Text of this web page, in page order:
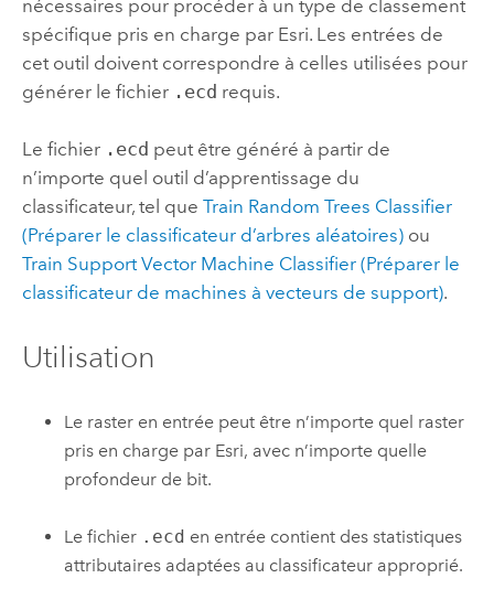
nécessaires pour procéder à un type de classement
spécifique pris en charge par Esri. Les entrées de
cet outil doivent correspondre à celles utilisées pour
générer le fichier .ecd requis.
Le fichier .ecd peut être généré à partir de
n’importe quel outil d’apprentissage du
classificateur, tel que Train Random Trees Classifier
(Préparer le classificateur d’arbres aléatoires)ou
Train Support Vector Machine Classifier (Préparer le
classificateur de machines à vecteurs de support).
Utilisation
Le raster en entrée peut être n’importe quel raster
pris en charge par Esri, avec n’importe quelle
profondeur de bit.
Le fichier .ecd en entrée contient des statistiques
attributaires adaptées au classificateur approprié.